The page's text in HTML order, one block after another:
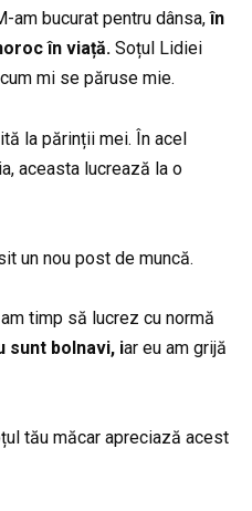
am bucurat pentru dânsa,în
în viață. Soțul Lidiei
mi se păruse mie.
la părinții mei. În acel
aceasta lucrează la o
un nou post de muncă.
timp să lucrez cu normă
sunt bolnavi, iar eu am grijă
tău măcar apreciază acest